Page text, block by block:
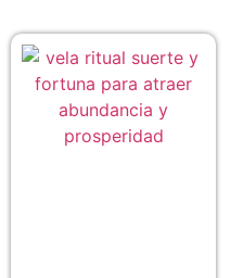
Espiritual